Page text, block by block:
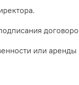
или